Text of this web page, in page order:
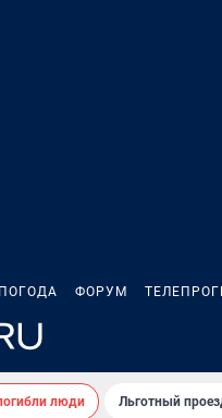
ПОГОДА ФОРУМ
люди Льготный